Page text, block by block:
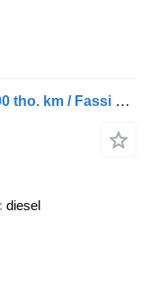
Mercedes-Benz Arocs 2536 6x2 / 200 tho. km / Fassi F195 crane / Rotator / Pilo
diesel